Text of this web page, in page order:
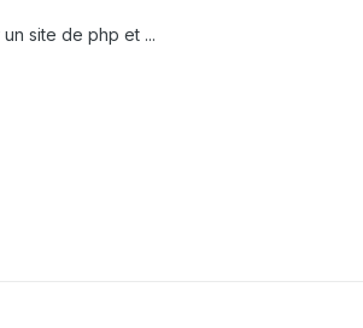
site de php et ...